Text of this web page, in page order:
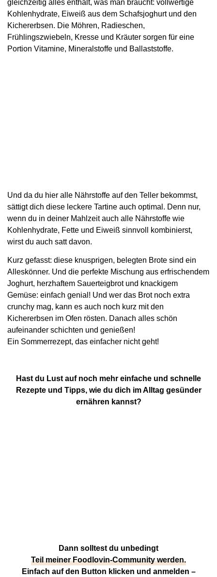
gleichzeitig alles enthält, was man braucht: vollwertige
Kohlenhydrate, Eiweiß aus dem Schafsjoghurt und den
Kichererbsen. Die Möhren, Radieschen,
Frühlingszwiebeln, Kresse und Kräuter sorgen für eine
Portion Vitamine, Mineralstoffe und Ballaststoffe.
Und da du hier alle Nährstoffe auf den Teller bekommst,
sättigt dich diese leckere Tartine auch optimal. Denn nur,
wenn du in deiner Mahlzeit auch alle Nährstoffe wie
Kohlenhydrate, Fette und Eiweiß sinnvoll kombinierst,
wirst du auch satt davon.
Kurz gefasst: diese knusprigen, belegten Brote sind ein
Alleskönner. Und die perfekte Mischung aus erfrischendem
Joghurt, herzhaftem Sauerteigbrot und knackigem
Gemüse: einfach genial! Und wer das Brot noch extra
crunchy mag, kann es auch noch kurz mit den
Kichererbsen im Ofen rösten. Danach alles schön
aufeinander schichten und genießen!
Ein Sommerrezept, das einfacher nicht geht!
Hast du Lust auf noch mehr einfache und schnelle
Rezepte und Tipps, wie du dich im Alltag gesünder
ernähren kannst?
Dann solltest du unbedingt
Teil meiner Foodlovin-Community werden.
Einfach auf den Button klicken und anmelden –